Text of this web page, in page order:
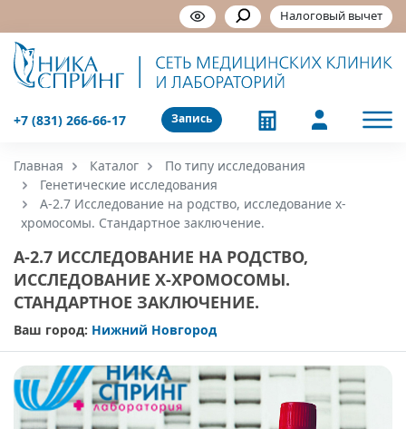
Налоговый вычет
Запись
+7 (831) 266-66-17
Главная Каталог
По типу исследования
Генетические исследования
А-2.7 Исследование на родство, исследование х-
хромосомы. Стандартное заключение.
А-2.7 ИССЛЕДОВАНИЕ НА РОДСТВО,
ИССЛЕДОВАНИЕ Х-ХРОМОСОМЫ.
СТАНДАРТНОЕ ЗАКЛЮЧЕНИЕ.
Ваш город: Нижний Новгород